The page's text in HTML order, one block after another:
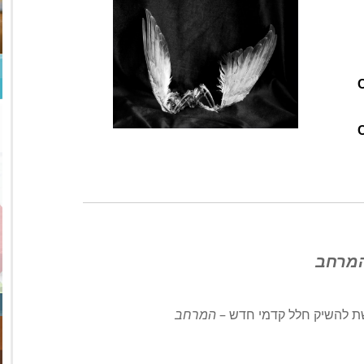
להשיק חלל קדמי חדש – המרחב